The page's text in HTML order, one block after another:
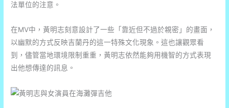
法單位的注意。
在MV中，黃明志刻意設計了一些「靠近但不過於親密」的畫面，
以幽默的方式反映吉蘭丹的這一特殊文化現象。這也讓觀眾看
到，儘管當地環境限制重重，黃明志依然能夠用機智的方式表現
出他想傳達的訊息。